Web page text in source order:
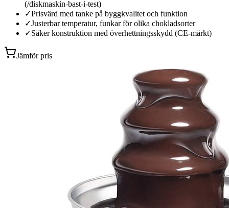
(/diskmaskin-bast-i-test)
✓Prisvärd med tanke på byggkvalitet och funktion
✓Justerbar temperatur, funkar för olika chokladsorter
✓Säker konstruktion med överhettningsskydd (CE-märkt)
Jämför pris